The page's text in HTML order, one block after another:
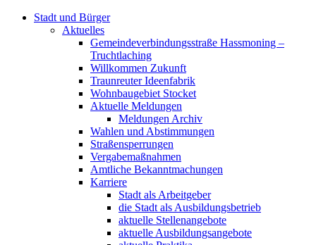
Stadt und Bürger
Aktuelles
Gemeindeverbindungsstraße Hassmoning –
Truchtlaching
Willkommen Zukunft
Traunreuter Ideenfabrik
Wohnbaugebiet Stocket
Aktuelle Meldungen
Meldungen Archiv
Wahlen und Abstimmungen
Straßensperrungen
Vergabemaßnahmen
Amtliche Bekanntmachungen
Karriere
Stadt als Arbeitgeber
die Stadt als Ausbildungsbetrieb
aktuelle Stellenangebote
aktuelle Ausbildungsangebote